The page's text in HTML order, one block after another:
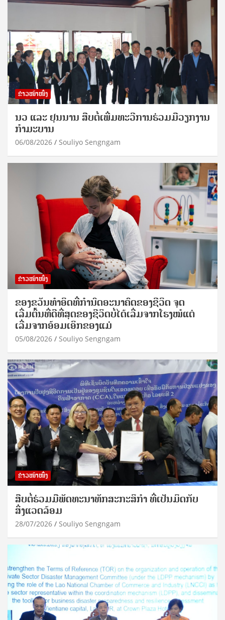
ຂ່າວໜ້າໜຶ່ງ
ນວ ແລະ ຢຸນນານ ສືບຕໍ່ເພີ່ມທະວີການຮ່ວມມືວຽກງານ
ກຳມະບານ
06/08/2026 Souliyo Sengngam
ຂ່າວໜ້າໜຶ່ງ
ຂອງຂວັນທໍາອິດທີ່ກໍານົດອະນາຄົດຂອງຊີວິດ ຈຸດ
ເລີ່ມຕົ້ນທີ່ດີທີ່ສຸດຂອງຊີວິດບໍ່ໄດ້ເລີ່ມຈາກໂຮງໝໍແຕ່
ເລີ່ມຈາກອ້ອມເອິກຂອງແມ່
05/08/2026 Souliyo Sengngam
ຂ່າວໜ້າໜຶ່ງ
ສືບຕໍ່ຮ່ວມມືພັດທະນາທັກສະກະສິກຳ ທີ່ເປັນມິດກັບ
ສິ່ງແວດລ້ອມ
28/07/2026 Souliyo Sengngam